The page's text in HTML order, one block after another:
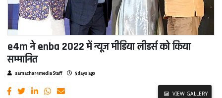
e4m ने enba 2022 में न्यूज मीडिया लीडर्स को किया
सम्मानित
samachar4media Staff 5 days ago
VIEW GALLERY